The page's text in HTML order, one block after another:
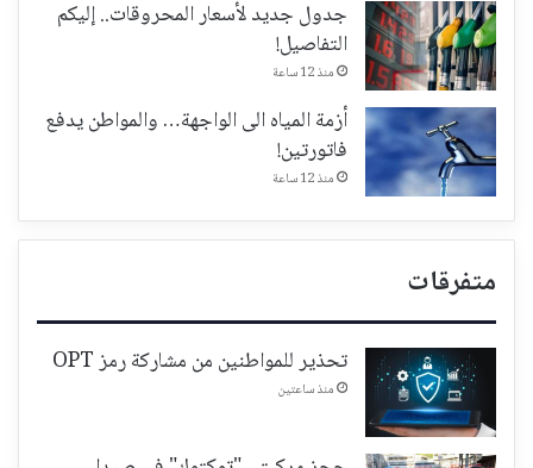
جدول جديد لأسعار المحروقات.. إليكم
التفاصيل!
منذ 12 ساعة
أزمة المياه الى الواجهة… والمواطن يدفع
فاتورتين!
منذ 12 ساعة
متفرقات
تحذير للمواطنين من مشاركة رمز OPT
منذ ساعتين